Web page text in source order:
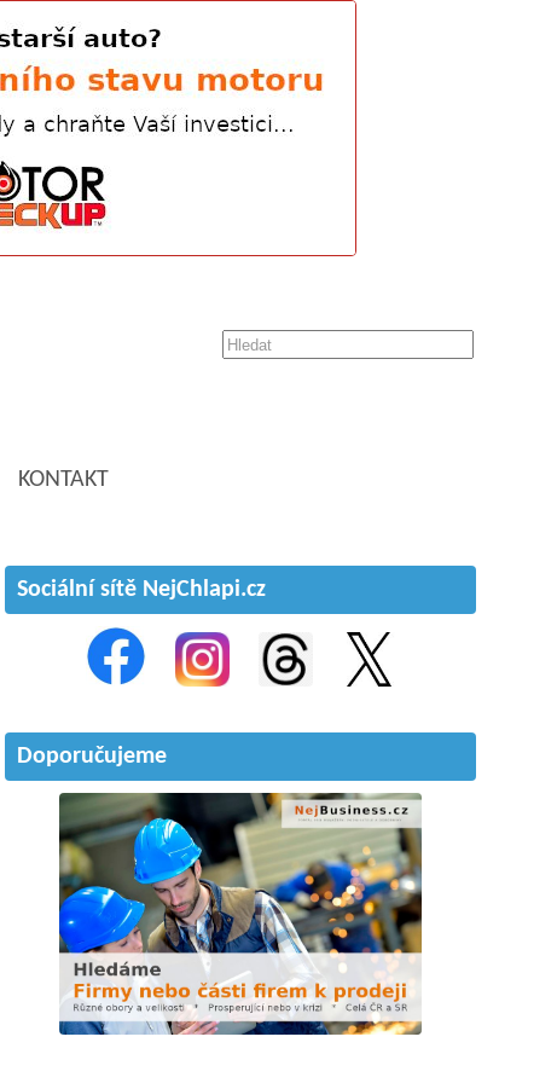
KONTAKT
Sociální sítě NejChlapi.cz
Doporučujeme